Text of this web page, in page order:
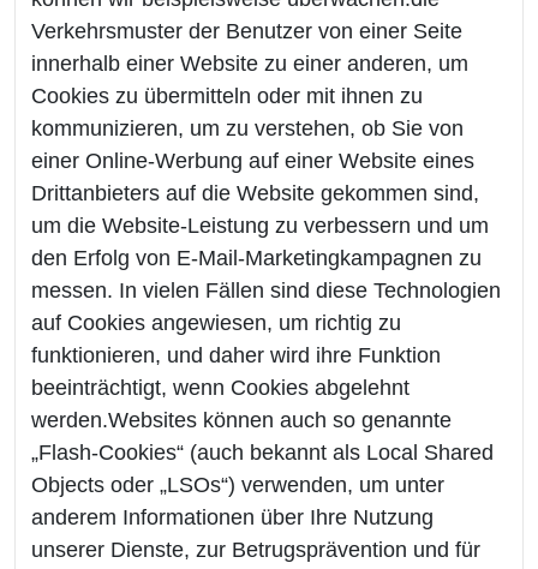
Verkehrsmuster der Benutzer von einer Seite
innerhalb einer Website zu einer anderen, um
Cookies zu übermitteln oder mit ihnen zu
kommunizieren, um zu verstehen, ob Sie von
einer Online-Werbung auf einer Website eines
Drittanbieters auf die Website gekommen sind,
um die Website-Leistung zu verbessern und um
den Erfolg von E-Mail-Marketingkampagnen zu
messen. In vielen Fällen sind diese Technologien
auf Cookies angewiesen, um richtig zu
funktionieren, und daher wird ihre Funktion
beeinträchtigt, wenn Cookies abgelehnt
werden.Websites können auch so genannte
„Flash-Cookies“ (auch bekannt als Local Shared
Objects oder „LSOs“) verwenden, um unter
anderem Informationen über Ihre Nutzung
unserer Dienste, zur Betrugsprävention und für